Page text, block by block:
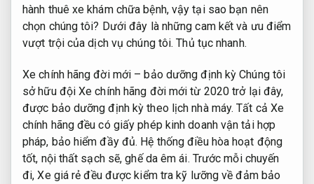
hành thuê xe khám chữa bệnh, vậy tại sao bạn nên
chọn chúng tôi? Dưới đây là những cam kết và ưu điểm
vượt trội của dịch vụ chúng tôi.Thủ tục nhanh.
Xe chính hãng đời mới – bảo dưỡng định kỳ Chúng tôi
sở hữu đội Xe chính hãng đời mới từ 2020 trở lại đây,
được bảo dưỡng định kỳ theo lịch nhà máy. Tất cả Xe
chính hãng đều có giấy phép kinh doanh vận tải hợp
pháp, bảo hiểm đầy đủ. Hệ thống điều hòa hoạt động
tốt, nội thất sạch sẽ, ghế da êm ái. Trước mỗi chuyến
đi, Xe giá rẻ đều được kiểm tra kỹ lưỡng về đảm bảo